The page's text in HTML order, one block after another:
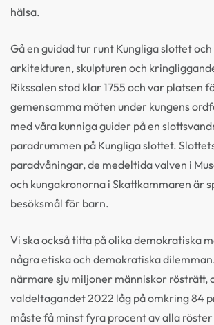
hälsa.
Gå en guidad tur runt Kungliga slottet
arkitekturen, skulpturen och
Rikssalen stod klar 1755 och var platsen
gemensamma möten under kungens
med våra kunniga guider på en
paradrummen på Kungliga slottet.
paradvåningar, de medeltida valven i
och kungakronorna i Skattkammaren är
besöksmål för barn.
Vi ska också titta på olika demokratiska
några etiska och demokratiska
närmare sju miljoner människor rösträtt,
valdeltagandet 2022 låg på omkring 84
måste få minst fyra procent av alla